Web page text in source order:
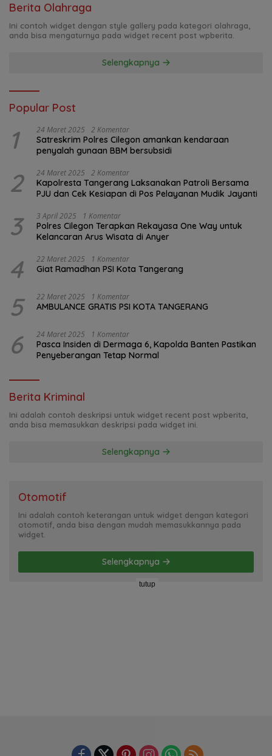
Berita Olahraga
Ini contoh widget dengan style gallery pada kategori olahraga,
anda bisa mengaturnya pada widget recent post wpberita.
Selengkapnya
Popular Post
1 24 Maret 2025 2 Komentar
Satreskrim Polres Cilegon amankan kendaraan
penyalah gunaan BBM bersubsidi
2 24 Maret 2025 2 Komentar
Kapolresta Tangerang Laksanakan Patroli Bersama
PJU dan Cek Kesiapan di Pos Pelayanan Mudik Jayanti
3 3 April 2025 1 Komentar
Polres Cilegon Terapkan Rekayasa One Way untuk
Kelancaran Arus Wisata di Anyer
4 22 Maret 2025 1 Komentar
Giat Ramadhan PSI Kota Tangerang
5 22 Maret 2025 1 Komentar
AMBULANCE GRATIS PSI KOTA TANGERANG
6 24 Maret 2025 1 Komentar
Pasca Insiden di Dermaga 6, Kapolda Banten Pastikan
Penyeberangan Tetap Normal
Berita Kriminal
Ini adalah contoh deskripsi untuk widget recent post wpberita,
anda bisa memasukkan deskripsi pada widget ini.
Selengkapnya
Otomotif
Ini adalah contoh keterangan untuk widget dengan kategori
otomotif, anda bisa dengan mudah memasukkannya pada
widget.
Selengkapnya
tutup